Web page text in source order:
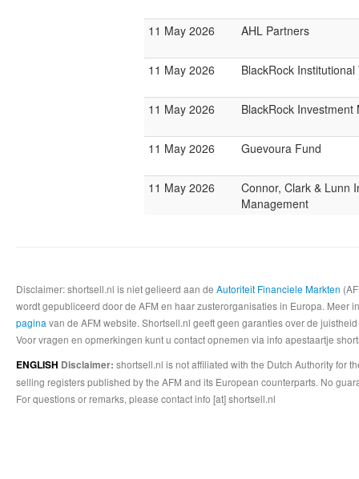
11 May 2026 AHL Partners
11 May 2026 BlackRock
11 May 2026 BlackRock Investment
11 May 2026 Guevoura Fund
11 May 2026
Connor, Clark & Lunn
Management
Disclaimer: shortsell.nl is niet gelieerd aan de Autoriteit Financiele Markten
wordt gepubliceerd door de AFM en haar zusterorganisaties in Europa.
pagina van de AFM website. Shortsell.nl geeft geen garanties over de
Voor vragen en opmerkingen kunt u contact opnemen via info apestaartje
ENGLISH Disclaimer: shortsell.nl is not affiliated with the Dutch Authority for
selling registers published by the AFM and its European counterparts. No
For questions or remarks, please contact info [at] shortsell.nl